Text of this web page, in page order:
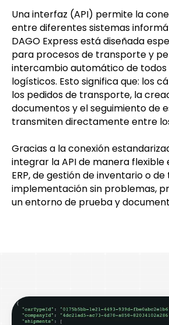
Una interfaz (API) permite la
entre diferentes sistemas
DAGO Express está diseñada
para procesos de transporte y
intercambio automático de todos
logísticos. Esto significa que: los
los pedidos de transporte, la
documentos y el seguimiento de
transmiten directamente entre
Gracias a la conexión
integrar la API de manera flexible
ERP, de gestión de inventario o
implementación sin problemas,
un entorno de prueba y